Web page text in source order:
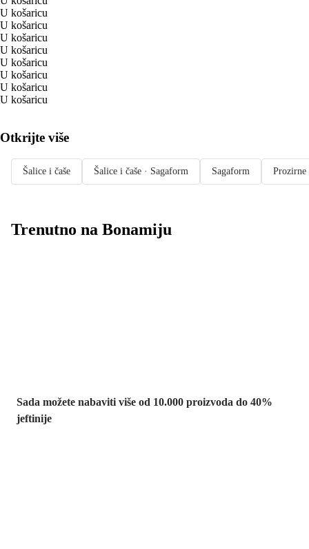
U košaricu
U košaricu
U košaricu
U košaricu
U košaricu
U košaricu
U košaricu
U košaricu
Otkrijte više
Šalice i čaše Šalice i čaše · Sagaform Sagaform Prozirne
Trenutno na Bonamiju
Sada možete nabaviti više od 10.000 proizvoda do 40%
jeftinije